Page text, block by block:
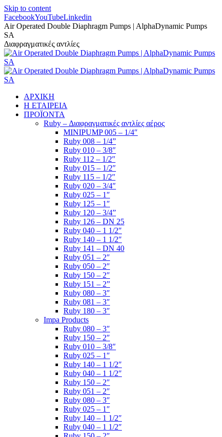
Skip to content
FacebookYouTubeLinkedin
Air Operated Double Diaphragm Pumps | AlphaDynamic Pumps
SA
Διαφραγματικές αντλίες
ΑΡΧΙΚΗ
Η ΕΤΑΙΡΕΙΑ
ΠΡΟΪΟΝΤΑ
Ruby – Διαφραγματικές αντλίες αέρος
MINIPUMP 005 – 1/4″
Ruby 008 – 1/4”
Ruby 010 – 3/8″
Ruby 112 – 1/2″
Ruby 015 – 1/2″
Ruby 115 – 1/2″
Ruby 020 – 3/4″
Ruby 025 – 1″
Ruby 125 – 1″
Ruby 120 – 3/4”
Ruby 126 – DN 25
Ruby 040 – 1 1/2″
Ruby 140 – 1 1/2″
Ruby 141 – DN 40
Ruby 051 – 2″
Ruby 050 – 2″
Ruby 150 – 2″
Ruby 151 – 2”
Ruby 080 – 3″
Ruby 081 – 3″
Ruby 180 – 3″
Impa Products
Ruby 080 – 3″
Ruby 150 – 2″
Ruby 010 – 3/8″
Ruby 025 – 1″
Ruby 140 – 1 1/2″
Ruby 040 – 1 1/2″
Ruby 150 – 2″
Ruby 051 – 2″
Ruby 080 – 3″
Ruby 025 – 1″
Ruby 140 – 1 1/2″
Ruby 040 – 1 1/2″